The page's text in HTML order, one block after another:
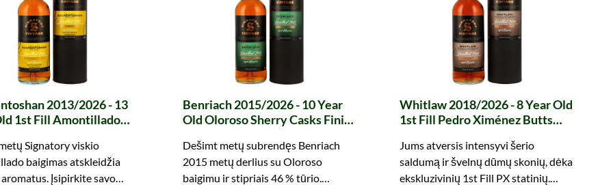
2013/2026 - 13
1st Fill Amontillado
Collection
Signatory viskio
baigimas atskleidžia
Įsipirkite savo
Benriach 2015/2026 - 10 Year
Old Oloroso Sherry Casks Finish
(Signatory)
Dešimt metų subrendęs Benriach
2015 metų derlius su Oloroso
baigimu ir stipriais 46 % tūrio.
Whitlaw 2018/2026 - 8 Year Old
1st Fill Pedro Ximénez Butts
Collection (Signatory)
Jums atversis intensyvi šerio
saldumą ir švelnų dūmų skonių, dėka
ekskluzivinių 1st Fill PX statinių.